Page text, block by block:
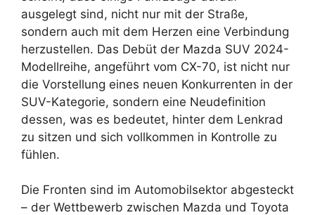
ausgelegt sind, nicht nur mit der Straße,
sondern auch mit dem Herzen eine Verbindung
herzustellen. Das Debüt der Mazda SUV 2024-
Modellreihe, angeführt vom CX-70, ist nicht nur
die Vorstellung eines neuen Konkurrenten in der
SUV-Kategorie, sondern eine Neudefinition
dessen, was es bedeutet, hinter dem Lenkrad
zu sitzen und sich vollkommen in Kontrolle zu
fühlen.
Die Fronten sind im Automobilsektor abgesteckt
– der Wettbewerb zwischen Mazda und Toyota